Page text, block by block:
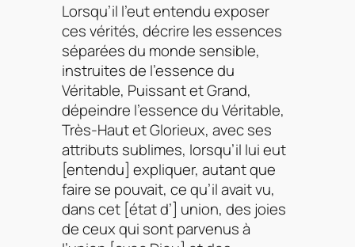
Lorsqu’il l’eut entendu exposer
ces vérités, décrire les essences
séparées du monde sensible,
instruites de l’essence du
Véritable, Puissant et Grand,
dépeindre l’essence du Véritable,
Très-Haut et Glorieux, avec ses
attributs sublimes, lorsqu’il lui eut
[entendu] expliquer, autant que
faire se pouvait, ce qu’il avait vu,
dans cet [état d’] union, des joies
de ceux qui sont parvenus à